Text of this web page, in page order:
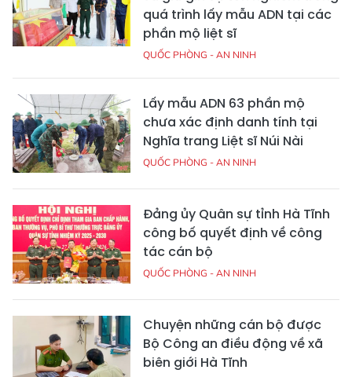
quá trình lấy mẫu ADN tại các
phần mộ liệt sĩ
QUỐC PHÒNG - AN NINH
Lấy mẫu ADN 63 phần mộ
chưa xác định danh tính tại
Nghĩa trang Liệt sĩ Núi Nài
QUỐC PHÒNG - AN NINH
Đảng ủy Quân sự tỉnh Hà Tĩnh
công bố quyết định về công
tác cán bộ
QUỐC PHÒNG - AN NINH
Chuyện những cán bộ được
Bộ Công an điều động về xã
biên giới Hà Tĩnh